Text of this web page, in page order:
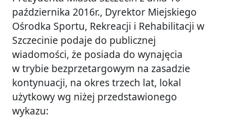
października 2016r., Dyrektor Miejskiego
Ośrodka Sportu, Rekreacji i Rehabilitacji w
Szczecinie podaje do publicznej
wiadomości, że posiada do wynajęcia
w trybie bezprzetargowym na zasadzie
kontynuacji, na okres trzech lat, lokal
użytkowy wg niżej przedstawionego
wykazu: